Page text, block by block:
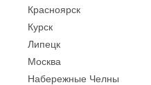
Красноярск
Курск
Липецк
Москва
Набережные Челны